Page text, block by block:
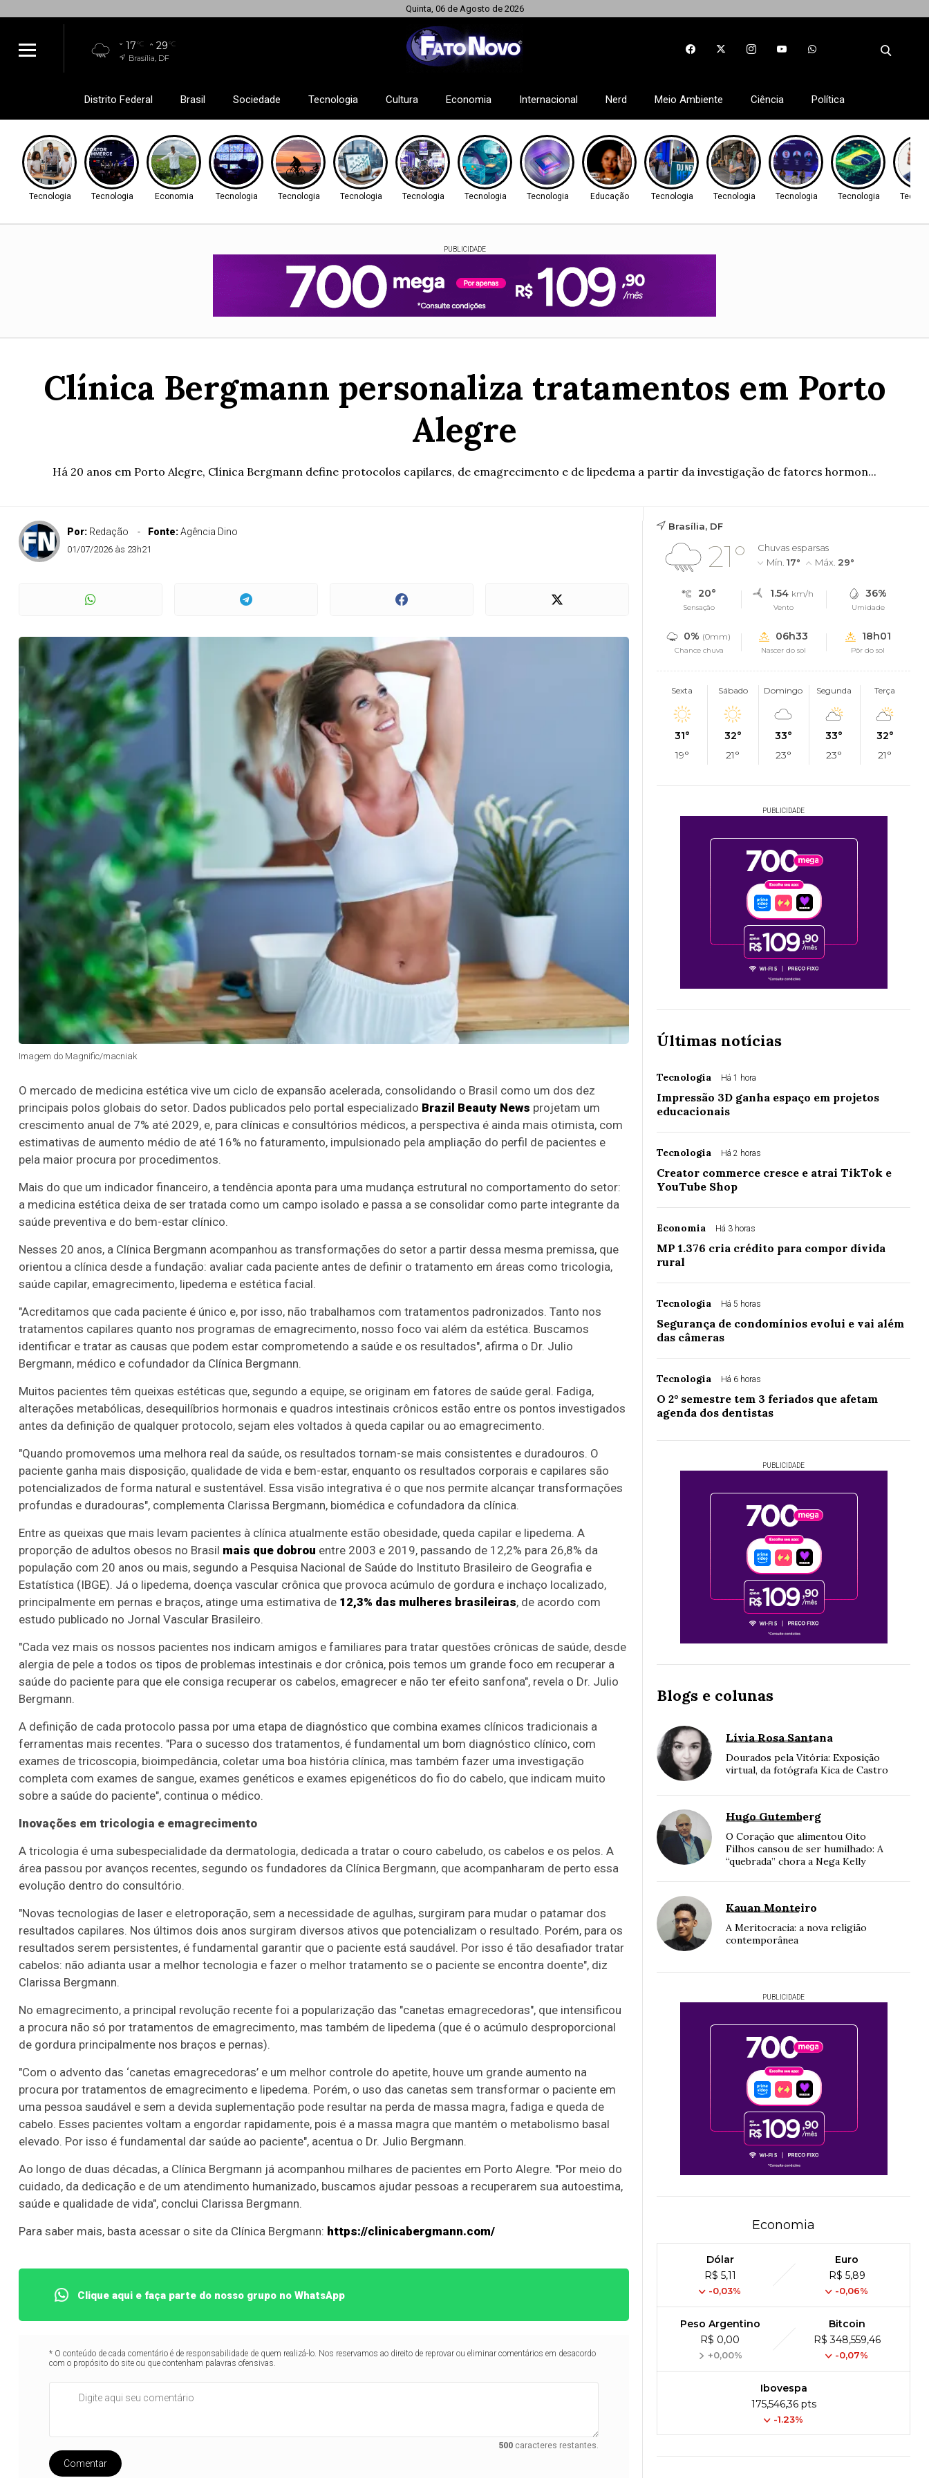
Quinta, 06 de Agosto de 2026
17°C 29°C
Brasília, DF
Distrito Federal Brasil Sociedade Tecnologia Cultura Economia Internacional Nerd Meio Ambiente Ciência Política
Tecnologia Tecnologia Economia Tecnologia Tecnologia Tecnologia Tecnologia Tecnologia Tecnologia Educação Tecnologia Tecnologia Tecnologia Tecnologia
PUBLICIDADE
Clínica Bergmann personaliza tratamentos em Porto
Alegre
Há 20 anos em Porto Alegre, Clínica Bergmann define protocolos capilares, de emagrecimento e de lipedema a partir da investigação de fatores hormon...
Por: Redação Fonte:Agência Dino
01/07/2026 às 23h21
Imagem do Magnific/macniak
O mercado de medicina estética vive um ciclo de expansão acelerada, consolidando o Brasil como um dos dez
principais polos globais do setor. Dados publicados pelo portal especializado Brazil Beauty News projetam um
crescimento anual de 7% até 2029, e, para clínicas e consultórios médicos, a perspectiva é ainda mais otimista, com
estimativas de aumento médio de até 16% no faturamento, impulsionado pela ampliação do perfil de pacientes e
pela maior procura por procedimentos.
Mais do que um indicador financeiro, a tendência aponta para uma mudança estrutural no comportamento do setor:
a medicina estética deixa de ser tratada como um campo isolado e passa a se consolidar como parte integrante da
saúde preventiva e do bem-estar clínico.
Nesses 20 anos, a Clínica Bergmann acompanhou as transformações do setor a partir dessa mesma premissa, que
orientou a clínica desde a fundação: avaliar cada paciente antes de definir o tratamento em áreas como tricologia,
saúde capilar, emagrecimento, lipedema e estética facial.
"Acreditamos que cada paciente é único e, por isso, não trabalhamos com tratamentos padronizados. Tanto nos
tratamentos capilares quanto nos programas de emagrecimento, nosso foco vai além da estética. Buscamos
identificar e tratar as causas que podem estar comprometendo a saúde e os resultados", afirma o Dr. Julio
Bergmann, médico e cofundador da Clínica Bergmann.
Muitos pacientes têm queixas estéticas que, segundo a equipe, se originam em fatores de saúde geral. Fadiga,
alterações metabólicas, desequilíbrios hormonais e quadros intestinais crônicos estão entre os pontos investigados
antes da definição de qualquer protocolo, sejam eles voltados à queda capilar ou ao emagrecimento.
"Quando promovemos uma melhora real da saúde, os resultados tornam-se mais consistentes e duradouros. O
paciente ganha mais disposição, qualidade de vida e bem-estar, enquanto os resultados corporais e capilares são
potencializados de forma natural e sustentável. Essa visão integrativa é o que nos permite alcançar transformações
profundas e duradouras", complementa Clarissa Bergmann, biomédica e cofundadora da clínica.
Entre as queixas que mais levam pacientes à clínica atualmente estão obesidade, queda capilar e lipedema. A
proporção de adultos obesos no Brasil mais que dobrou entre 2003 e 2019, passando de 12,2% para 26,8% da
população com 20 anos ou mais, segundo a Pesquisa Nacional de Saúde do Instituto Brasileiro de Geografia e
Estatística (IBGE). Já o lipedema, doença vascular crônica que provoca acúmulo de gordura e inchaço localizado,
principalmente em pernas e braços, atinge uma estimativa de 12,3% das mulheres brasileiras, de acordo com
estudo publicado no Jornal Vascular Brasileiro.
"Cada vez mais os nossos pacientes nos indicam amigos e familiares para tratar questões crônicas de saúde, desde
alergia de pele a todos os tipos de problemas intestinais e dor crônica, pois temos um grande foco em recuperar a
saúde do paciente para que ele consiga recuperar os cabelos, emagrecer e não ter efeito sanfona", revela o Dr. Julio
Bergmann.
A definição de cada protocolo passa por uma etapa de diagnóstico que combina exames clínicos tradicionais a
ferramentas mais recentes. "Para o sucesso dos tratamentos, é fundamental um bom diagnóstico clínico, com
exames de tricoscopia, bioimpedância, coletar uma boa história clínica, mas também fazer uma investigação
completa com exames de sangue, exames genéticos e exames epigenéticos do fio do cabelo, que indicam muito
sobre a saúde do paciente", continua o médico.
Inovações em tricologia e emagrecimento
A tricologia é uma subespecialidade da dermatologia, dedicada a tratar o couro cabeludo, os cabelos e os pelos. A
área passou por avanços recentes, segundo os fundadores da Clínica Bergmann, que acompanharam de perto essa
evolução dentro do consultório.
"Novas tecnologias de laser e eletroporação, sem a necessidade de agulhas, surgiram para mudar o patamar dos
resultados capilares. Nos últimos dois anos surgiram diversos ativos que potencializam o resultado. Porém, para os
resultados serem persistentes, é fundamental garantir que o paciente está saudável. Por isso é tão desafiador tratar
cabelos: não adianta usar a melhor tecnologia e fazer o melhor tratamento se o paciente se encontra doente", diz
Clarissa Bergmann.
No emagrecimento, a principal revolução recente foi a popularização das "canetas emagrecedoras", que intensificou
a procura não só por tratamentos de emagrecimento, mas também de lipedema (que é o acúmulo desproporcional
de gordura principalmente nos braços e pernas).
"Com o advento das ‘canetas emagrecedoras’ e um melhor controle do apetite, houve um grande aumento na
procura por tratamentos de emagrecimento e lipedema. Porém, o uso das canetas sem transformar o paciente em
uma pessoa saudável e sem a devida suplementação pode resultar na perda de massa magra, fadiga e queda de
cabelo. Esses pacientes voltam a engordar rapidamente, pois é a massa magra que mantém o metabolismo basal
elevado. Por isso é fundamental dar saúde ao paciente", acentua o Dr. Julio Bergmann.
Ao longo de duas décadas, a Clínica Bergmann já acompanhou milhares de pacientes em Porto Alegre. "Por meio do
cuidado, da dedicação e de um atendimento humanizado, buscamos ajudar pessoas a recuperarem sua autoestima,
saúde e qualidade de vida", conclui Clarissa Bergmann.
Para saber mais, basta acessar o site da Clínica Bergmann: https://clinicabergmann.com/
Clique aqui e faça parte do nosso grupo no WhatsApp
* O conteúdo de cada comentário é de responsabilidade de quem realizá-lo. Nos reservamos ao direito de reprovar ou eliminar comentários em desacordo
com o propósito do site ou que contenham palavras ofensivas.
500caracteres restantes.
Comentar
Brasília, DF
21°
Chuvas esparsas
Mín. 17° Máx. 29°
20°
Sensação
1.54 km/h
Vento
36%
Umidade
0% (0mm)
Chance chuva
06h33
Nascer do sol
18h01
Pôr do sol
Sexta
31°
19°
Sábado
32°
21°
Domingo
33°
23°
Segunda
33°
23°
Terça
32°
21°
PUBLICIDADE
Últimas notícias
Tecnologia Há 1 hora
Impressão 3D ganha espaço em projetos
educacionais
Tecnologia Há 2 horas
Creator commerce cresce e atrai TikTok e
YouTube Shop
Economia Há 3 horas
MP 1.376 cria crédito para compor dívida
rural
Tecnologia Há 5 horas
Segurança de condomínios evolui e vai além
das câmeras
Tecnologia Há 6 horas
O 2° semestre tem 3 feriados que afetam
agenda dos dentistas
PUBLICIDADE
Blogs e colunas
Lívia Rosa Santana
Dourados pela Vitória: Exposição
virtual, da fotógrafa Kica de Castro
Hugo Gutemberg
O Coração que alimentou Oito
Filhos cansou de ser humilhado: A
“quebrada” chora a Nega Kelly
Kauan Monteiro
A Meritocracia: a nova religião
contemporânea
PUBLICIDADE
Economia
Dólar
R$ 5,11
-0,03%
Euro
R$ 5,89
-0,06%
Peso Argentino
R$ 0,00
+0,00%
Bitcoin
R$ 348,559,46
-0,07%
Ibovespa
175,546,36 pts
-1.23%